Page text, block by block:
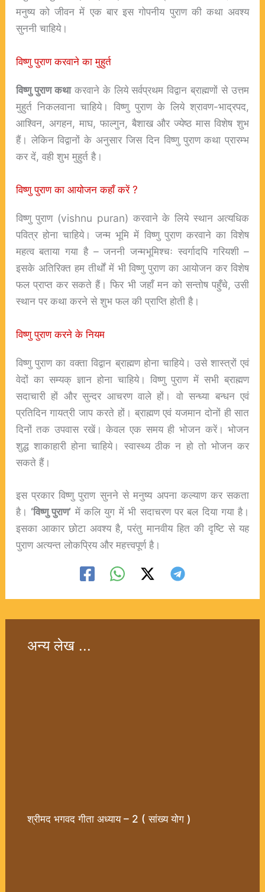
मनुष्य को जीवन में एक बार इस गोपनीय पुराण की कथा अवश्य
सुननी चाहिये।
विष्णु पुराण करवाने का मुहुर्त
विष्णु पुराण कथाकरवाने के लिये सर्वप्रथम विद्वान ब्राह्मणों से उत्तम
मुहुर्त निकलवाना चाहिये। विष्णु पुराण के लिये श्रावण-भाद्रपद,
आश्विन, अगहन, माघ, फाल्गुन, बैशाख और ज्येष्ठ मास विशेष शुभ
हैं। लेकिन विद्वानों के अनुसार जिस दिन विष्णु पुराण कथा प्रारम्भ
कर दें, वही शुभ मुहुर्त है।
विष्णु पुराण का आयोजन कहाँ करें ?
विष्णु पुराण (vishnu puran) करवाने के लिये स्थान अत्यधिक
पवित्र होना चाहिये। जन्म भूमि में विष्णु पुराण करवाने का विशेष
महत्व बताया गया है – जननी जन्मभूमिश्चः स्वर्गादपि गरियशी –
इसके अतिरिक्त हम तीर्थों में भी विष्णु पुराण का आयोजन कर विशेष
फल प्राप्त कर सकते हैं। फिर भी जहाँ मन को सन्तोष पहुँचे, उसी
स्थान पर कथा करने से शुभ फल की प्राप्ति होती है।
विष्णु पुराण करने के नियम
विष्णु पुराण का वक्ता विद्वान ब्राह्मण होना चाहिये। उसे शास्त्रों एवं
वेदों का सम्यक् ज्ञान होना चाहिये। विष्णु पुराण में सभी ब्राह्मण
सदाचारी हों और सुन्दर आचरण वाले हों। वो सन्ध्या बन्धन एवं
प्रतिदिन गायत्री जाप करते हों। ब्राह्मण एवं यजमान दोनों ही सात
दिनों तक उपवास रखें। केवल एक समय ही भोजन करें। भोजन
शुद्ध शाकाहारी होना चाहिये। स्वास्थ्य ठीक न हो तो भोजन कर
सकते हैं।
इस प्रकार विष्णु पुराण सुनने से मनुष्य अपना कल्याण कर सकता
है। ‘विष्णु पुराण’ में कलि युग में भी सदाचरण पर बल दिया गया है।
इसका आकार छोटा अवश्य है, परंतु मानवीय हित की दृष्टि से यह
पुराण अत्यन्त लोकप्रिय और महत्त्वपूर्ण है।
अन्य लेख ...
श्रीमद भगवद गीता अध्याय – 2 ( सांख्य योग )